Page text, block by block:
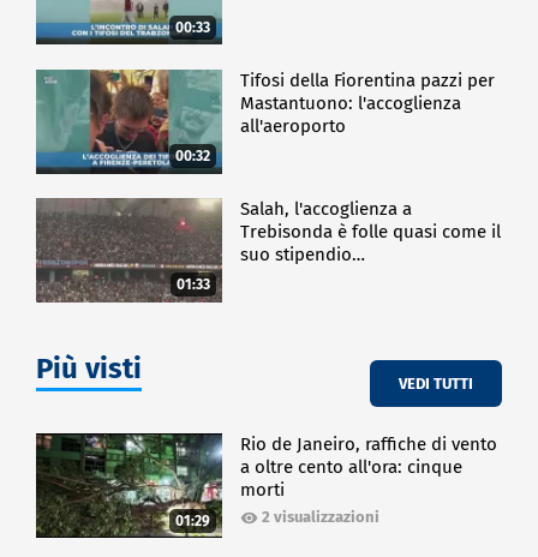
00:33
00:32
Tifosi della Fiorentina pazzi per
Mastantuono: l'accoglienza
all'aeroporto
01:33
Salah, l'accoglienza a
Trebisonda è folle quasi come il
suo stipendio…
Più visti VEDI TUTTI
01:29
Rio de Janeiro, raffiche di vento
a oltre cento all'ora: cinque
morti
2 visualizzazioni